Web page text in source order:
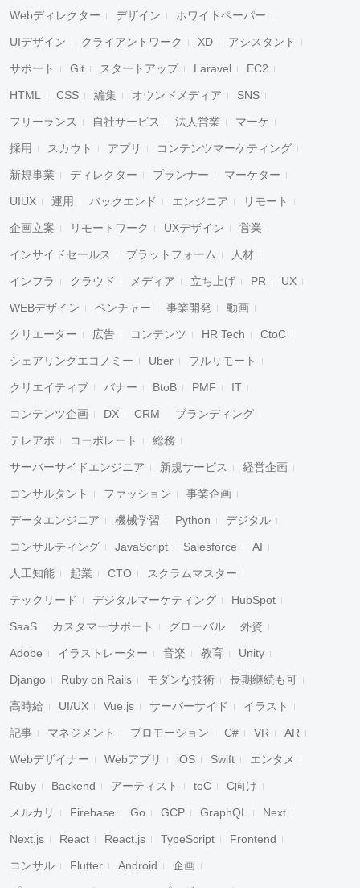
Webディレクター デザイン ホワイトペーパー
UIデザイン クライアントワーク XD アシスタント
サポート Git スタートアップ Laravel EC2
HTML CSS 編集 オウンドメディア SNS
フリーランス 自社サービス 法人営業 マーケ
採用 スカウト アプリ コンテンツマーケティング
新規事業 ディレクター プランナー マーケター
UIUX 運用 バックエンド エンジニア リモート
企画立案 リモートワーク UXデザイン 営業
インサイドセールス プラットフォーム 人材
インフラ クラウド メディア 立ち上げ PR UX
WEBデザイン ベンチャー 事業開発 動画
クリエーター 広告 コンテンツ HR Tech CtoC
シェアリングエコノミー Uber フルリモート
クリエイティブ バナー BtoB PMF IT
コンテンツ企画 DX CRM ブランディング
テレアポ コーポレート 総務
サーバーサイドエンジニア 新規サービス 経営企画
コンサルタント ファッション 事業企画
データエンジニア 機械学習 Python デジタル
コンサルティング JavaScript Salesforce AI
人工知能 起業 CTO スクラムマスター
テックリード デジタルマーケティング HubSpot
SaaS カスタマーサポート グローバル 外資
Adobe イラストレーター 音楽 教育 Unity
Django Ruby on Rails モダンな技術 長期継続も可
高時給 UI/UX Vue.js サーバーサイド イラスト
記事 マネジメント プロモーション C# VR AR
Webデザイナー Webアプリ iOS Swift エンタメ
Ruby Backend アーティスト toC C向け
メルカリ Firebase Go GCP GraphQL Next
Next.js React React.js TypeScript Frontend
コンサル Flutter Android 企画